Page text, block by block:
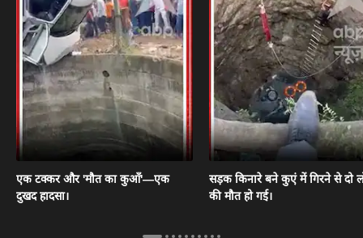
एक टक्कर और 'मौत का कुआँ'—एक
दुखद हादसा।
सड़क किनारे बने कुएं में गिरने से दो
की मौत हो गई।